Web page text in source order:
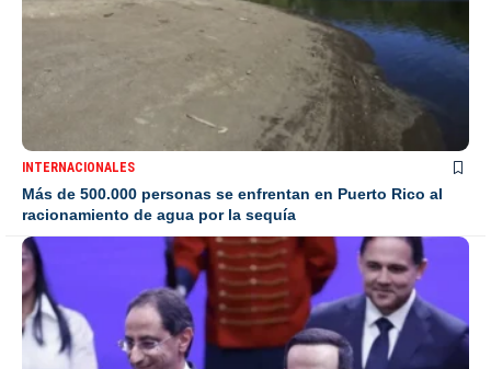
INTERNACIONALES
Más de 500.000 personas se enfrentan en Puerto Rico al
racionamiento de agua por la sequía